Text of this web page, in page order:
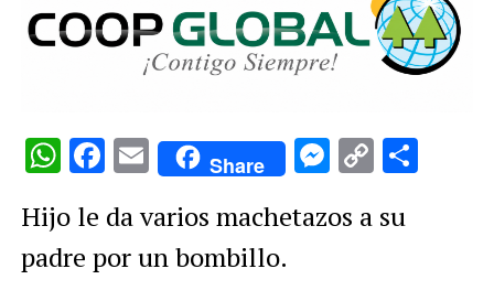
WhatsApp
Facebook
EmailShare
Copy
Hijo le da varios machetazos a su
padre por un bombillo.